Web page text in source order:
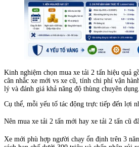
Kinh nghiệm chọn mua xe tải 2 tấn hiệu quả
cân nhắc xe mới vs xe cũ, tính chi phí vận
lý và đánh giá khả năng độ thùng chuyên dụng.
Cụ thể, mỗi yếu tố tác động trực tiếp đến lợi
Nên mua xe tải 2 tấn mới hay xe tải 2 tấn cũ
Xe mới phù hợp người chạy ổn định trên 3